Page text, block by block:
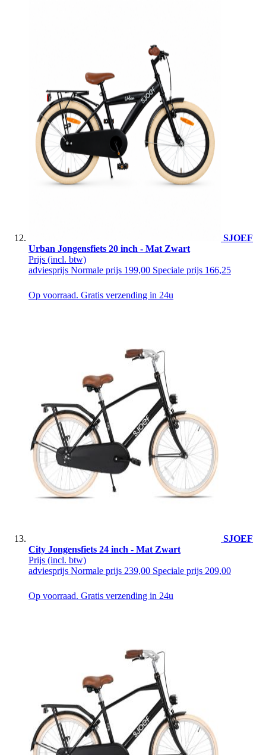
SJOEF
Urban Jongensfiets 20 inch - Mat Zwart
Prijs (incl. btw)
adviesprijs Normale prijs 199,00 Speciale prijs 166,25
Op voorraad. Gratis verzending in 24u
SJOEF
City Jongensfiets 24 inch - Mat Zwart
Prijs (incl. btw)
adviesprijs Normale prijs 239,00 Speciale prijs 209,00
Op voorraad. Gratis verzending in 24u